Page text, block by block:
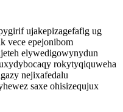
ujakepizagefafig ug
vece epejonibom
elywedigowynydun
rokytyqiquweha
nejixafedalu
saxe ohisizequjux